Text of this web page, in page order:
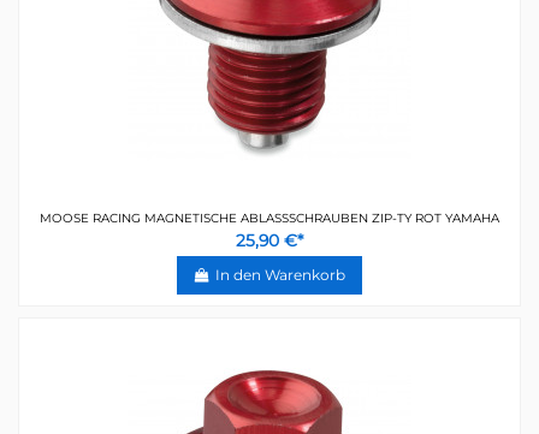
MOOSE RACING MAGNETISCHE ABLASSSCHRAUBEN ZIP-TY ROT YAMAHA
25,90 €*
In den Warenkorb